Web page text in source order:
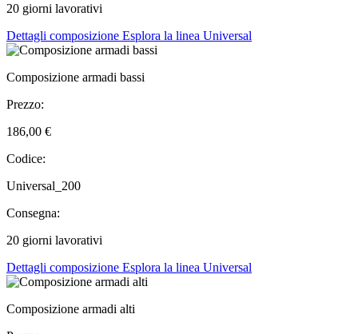
20 giorni lavorativi
Dettagli composizione Esplora la linea Universal
Composizione armadi bassi
Prezzo:
186,00 €
Codice:
Universal_200
Consegna:
20 giorni lavorativi
Dettagli composizione Esplora la linea Universal
Composizione armadi alti